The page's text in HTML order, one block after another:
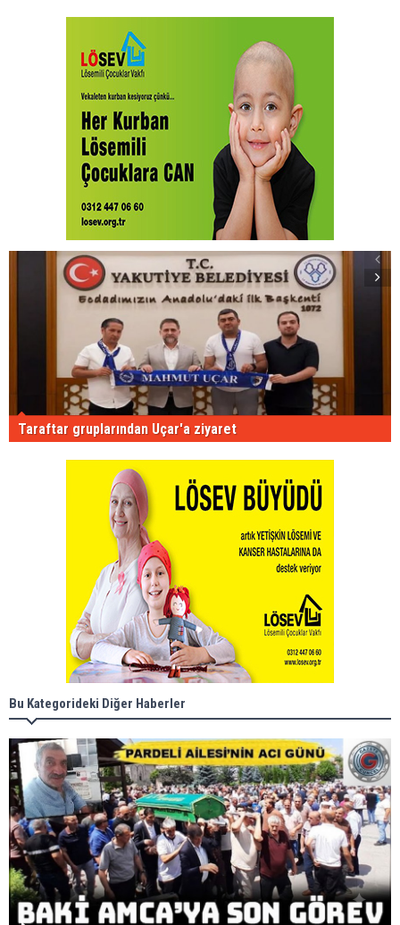
Taraftar gruplarından Uçar'a ziyaret
Bu Kategorideki Diğer Haberler